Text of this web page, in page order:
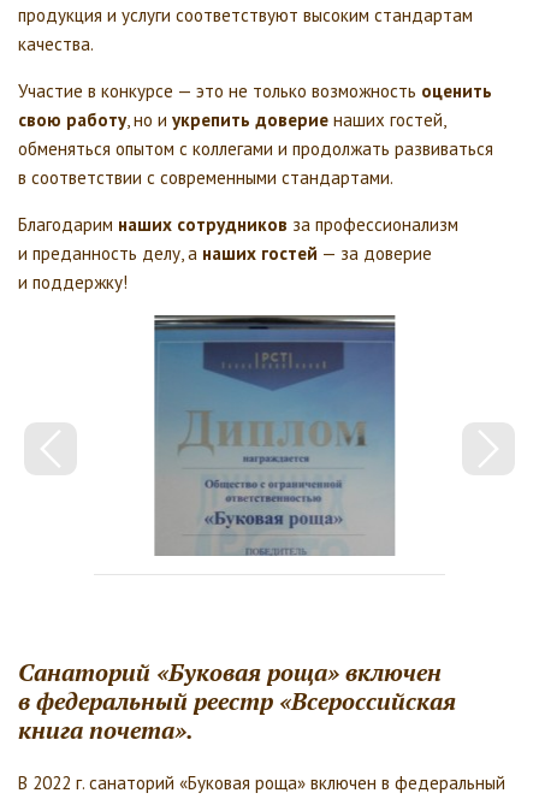
продукция и услуги соответствуют высоким стандартам
качества.
Участие в конкурсе — это не только возможность оценить
свою работу, но и укрепить доверие наших гостей,
обменяться опытом с коллегами и продолжать развиваться
в соответствии с современными стандартами.
Благодарим наших сотрудников за профессионализм
и преданность делу, а наших гостей — за доверие
и поддержку!
Санаторий «Буковая роща» включен
в федеральный реестр «Всероссийская
книга почета».
В 2022 г. санаторий «Буковая роща» включен в федеральный